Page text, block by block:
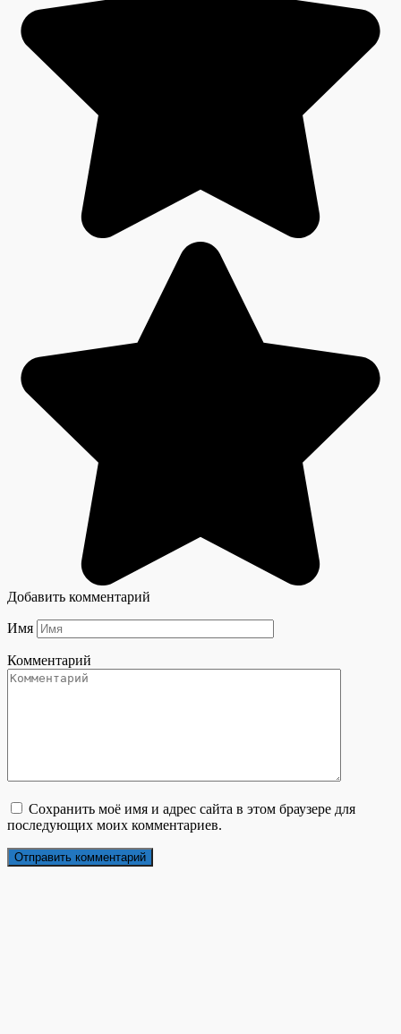
Добавить комментарий
Имя
Комментарий
Сохранить моё имя и адрес сайта в этом браузере для
последующих моих комментариев.